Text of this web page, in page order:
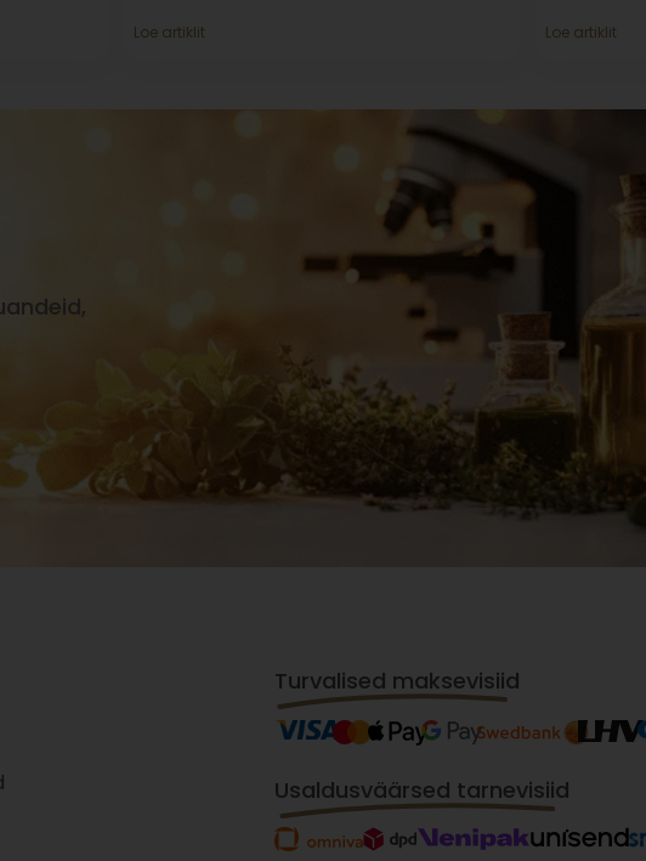
Loe artiklit Loe artiklit
Turvalised maksevisiid
Usaldusväärsed tarnevisiid